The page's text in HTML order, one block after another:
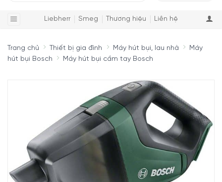
Liebherr Smeg Thương hiệu Liên hệ
Trang chủ Thiết bị gia đình Máy hút bụi, lau nhà
Máy
hút bụi Bosch
Máy hút bụi cầm tay Bosch